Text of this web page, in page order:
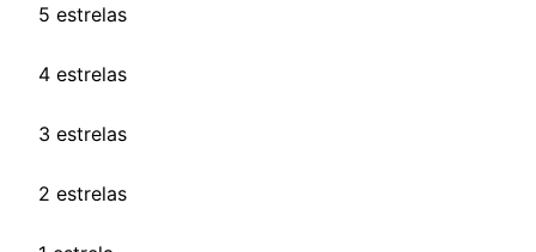
5 estrelas
4 estrelas
3 estrelas
2 estrelas